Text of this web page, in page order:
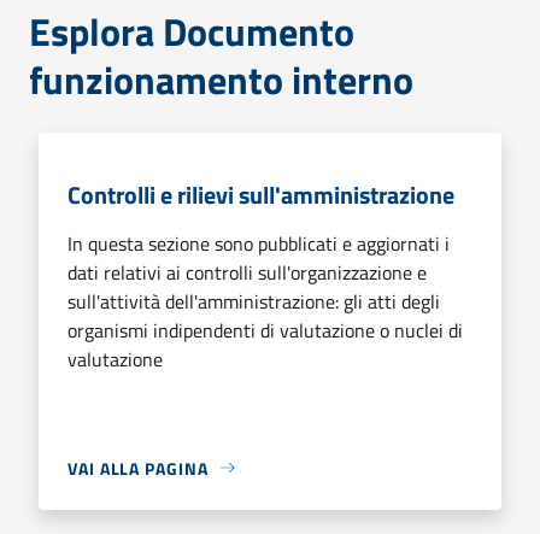
Esplora Documento
funzionamento interno
Controlli e rilievi sull'amministrazione
In questa sezione sono pubblicati e aggiornati i
dati relativi ai controlli sull'organizzazione e
sull'attività dell'amministrazione: gli atti degli
organismi indipendenti di valutazione o nuclei di
valutazione
VAI ALLA PAGINA